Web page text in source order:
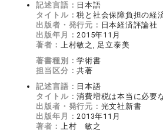
記述言語： 日本語
タイトル：税と社会保障負担の経
出版者・発行元： 日本経済評論社
出版年月：2015年11月
著者： 上村敏之, 足立泰美
著書種別：学術書
担当区分：共著
記述言語： 日本語
タイトル：消費増税は本当に必要
出版者・発行元： 光文社新書
出版年月：2013年11月
著者： 上村 敏之